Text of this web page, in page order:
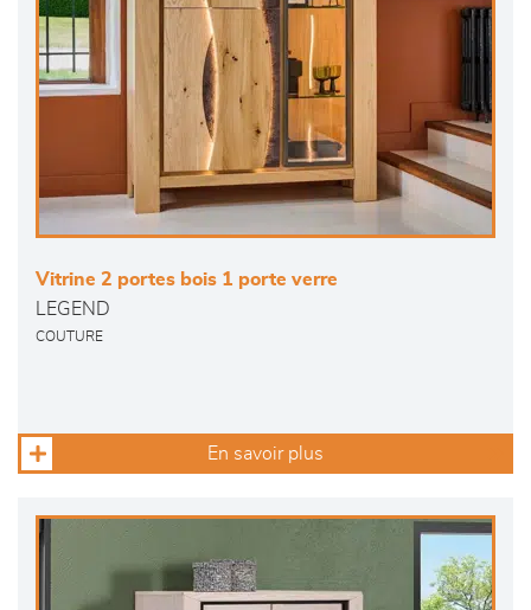
Vitrine 2 portes bois 1 porte verre
LEGEND
COUTURE
En savoir plus